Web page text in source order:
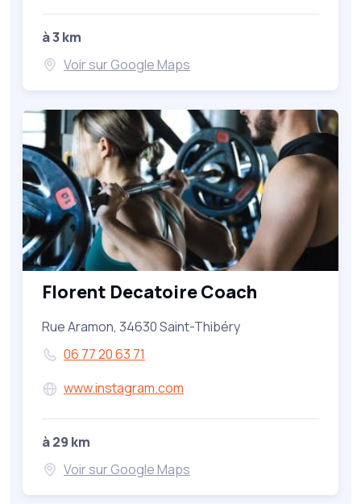
à 3 km
Voir sur Google Maps
Florent Decatoire Coach
Rue Aramon, 34630 Saint-Thibéry
06 77 20 63 71
www.instagram.com
à 29 km
Voir sur Google Maps